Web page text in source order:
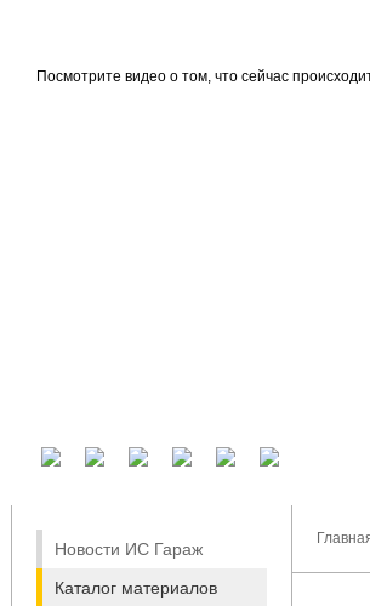
Посмотрите видео о том, что сейчас
Новости ИС Гараж
Каталог материалов